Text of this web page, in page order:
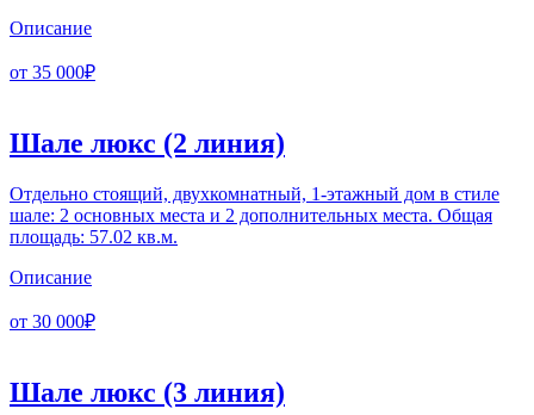
Описание
от 35 000₽
Шале люкс (2 линия)
Отдельно стоящий, двухкомнатный, 1-этажный дом в стиле
шале: 2 основных места и 2 дополнительных места. Общая
площадь: 57.02 кв.м.
Описание
от 30 000₽
Шале люкс (3 линия)